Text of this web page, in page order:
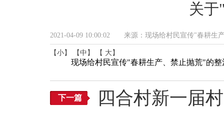
关于
2021-04-09 10:00:02 来源：现场给村民宣传"春耕
【小】 【中】 【 大】
现场给村民宣传"春耕生产、禁止抛荒"的整
下一篇 四合村新一届